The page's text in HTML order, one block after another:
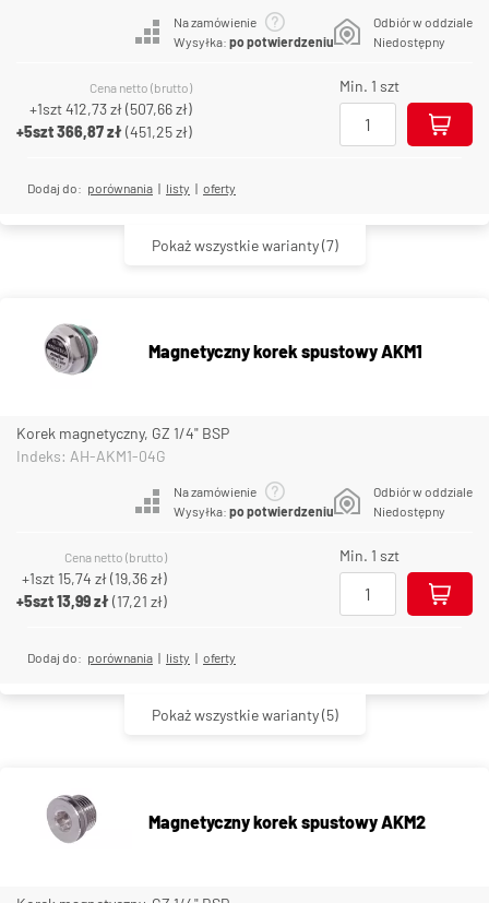
Na zamówienie
Wysyłka: po potwierdzeniu
Odbiór w oddziale
Niedostępny
Cena netto (brutto)
+1szt412,73 zł(507,66 zł)
+5szt366,87 zł(451,25 zł)
Min. 1 szt
Dodaj do: porównania | listy | oferty
Pokaż wszystkie warianty(7)
Magnetyczny korek spustowy AKM1
Korek magnetyczny, GZ 1/4" BSP
Indeks: AH-AKM1-04G
Na zamówienie
Wysyłka: po potwierdzeniu
Odbiór w oddziale
Niedostępny
Cena netto (brutto)
+1szt 15,74 zł(19,36 zł)
+5szt13,99 zł(17,21 zł)
Min. 1 szt
Dodaj do: porównania | listy | oferty
Pokaż wszystkie warianty(5)
Magnetyczny korek spustowy AKM2